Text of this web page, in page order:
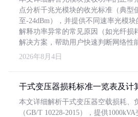
点分析千兆光模块的收光标准（典型
至-24dBm），并提供不同速率光模
解释功率异常的常见原因（如光纤损
解决方案，帮助用户快速判断网络性
2026年8月4日
干式变压器损耗标准一览表及计
本文详细解析干式变压器空载损耗、
（GB/T 10228-2015），提供